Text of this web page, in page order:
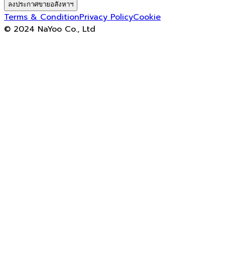
ลงประกาศขายอสังหาฯ
Terms & ConditionPrivacy PolicyCookie
© 2024 NaYoo Co., Ltd